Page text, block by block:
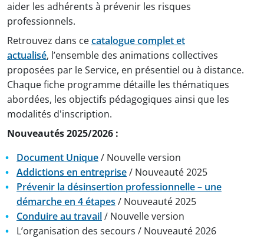
aider les adhérents à prévenir les risques
professionnels.
Retrouvez dans cecatalogue complet et
actualisé, l’ensemble des animations collectives
proposées par le Service, en présentiel ou à distance.
Chaque fiche programme détaille les thématiques
abordées, les objectifs pédagogiques ainsi que les
modalités d'inscription.
Nouveautés 2025/2026 :
Document Unique/ Nouvelle version
Addictions en entreprise/ Nouveauté 2025
Prévenir la désinsertion professionnelle – une
démarche en 4 étapes / Nouveauté 2025
Conduire au travail/ Nouvelle version
L’organisation des secours / Nouveauté 2026